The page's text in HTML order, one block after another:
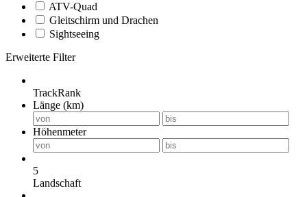
ATV-Quad
Gleitschirm und Drachen
Sightseeing
Erweiterte Filter
TrackRank
Länge (km)
Höhenmeter
5
Landschaft